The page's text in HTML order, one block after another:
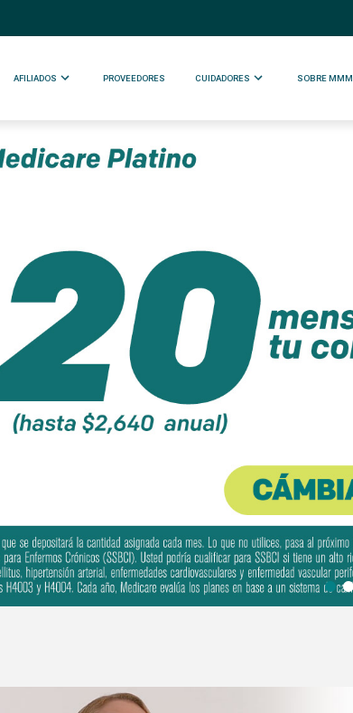
AFILIADOS PROVEEDORES CUIDADORES SOBRE MMM